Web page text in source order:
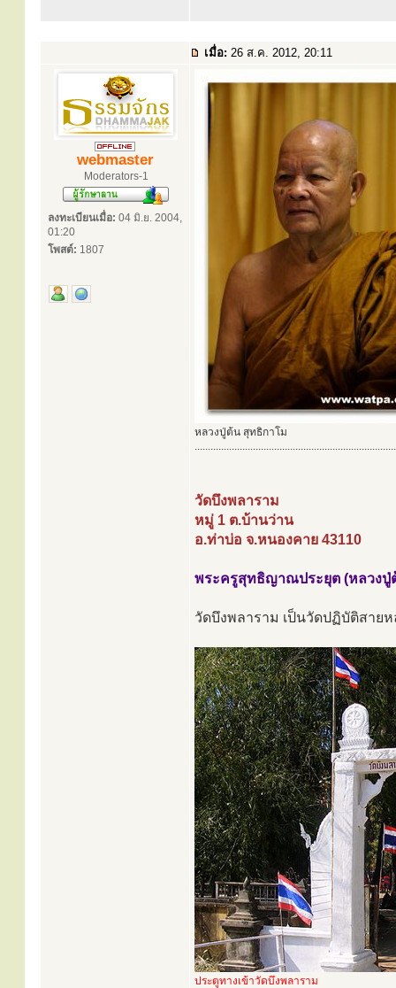
เมื่อ: 26 ส.ค. 2012, 20:11
webmaster
Moderators-1
ลงทะเบียนเมื่อ: 04 มิ.ย. 2004,
01:20
โพสต์: 1807
หลวงปู่ต้น สุทธิกาโม
............................................................................
วัดบึงพลาราม
หมู่ 1 ต.บ้านว่าน
อ.ท่าบ่อ จ.หนองคาย 43110
พระครูสุทธิญาณประยุต (หลวงปู่
วัดบึงพลาราม เป็นวัดปฏิบัติสาย
ประตูทางเข้าวัดบึงพลาราม